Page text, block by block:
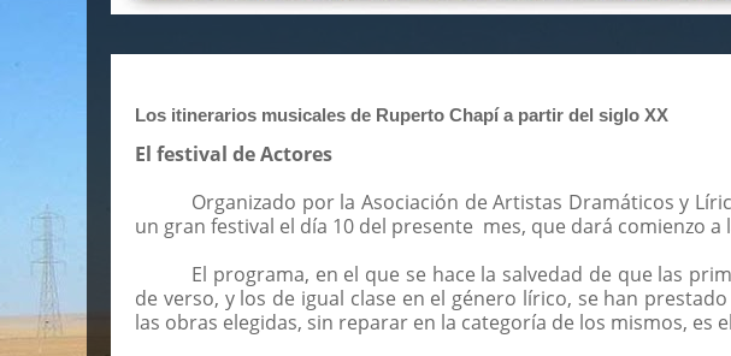
Los itinerarios musicales de Ruperto Chapí a partir del siglo XX
El festival de Actores
Organizado por la Asociación de Artistas Dramáticos y
un gran festival el día 10 del presente mes, que dará comienzo
El programa, en el que se hace la salvedad de que las
de verso, y los de igual clase en el género lírico, se han
las obras elegidas, sin reparar en la categoría de los mismos, es